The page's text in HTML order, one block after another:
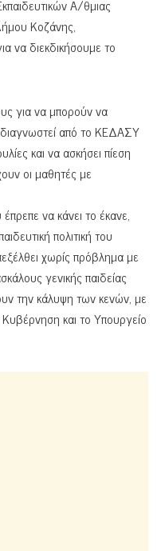
Α/θμιας
Κοζάνης,
να διεκδικήσουμε το
για να μπορούν να
διαγνωστεί από το ΚΕΔΑΣΥ
και να ασκήσει πίεση
οι μαθητές με
να κάνει το έκανε,
πολιτική του
χωρίς πρόβλημα με
γενικής παιδείας
την κάλυψη των κενών, με
και το Υπουργείο